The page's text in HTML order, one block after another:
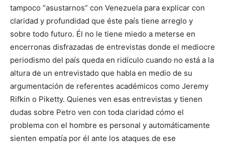
tampoco “asustarnos” con Venezuela para explicar con
claridad y profundidad que éste país tiene arreglo y
sobre todo futuro. Él no le tiene miedo a meterse en
encerronas disfrazadas de entrevistas donde el mediocre
periodismo del país queda en ridículo cuando no está a la
altura de un entrevistado que habla en medio de su
argumentación de referentes académicos como Jeremy
Rifkin o Piketty. Quienes ven esas entrevistas y tienen
dudas sobre Petro ven con toda claridad cómo el
problema con el hombre es personal y automáticamente
sienten empatía por él ante los ataques de ese